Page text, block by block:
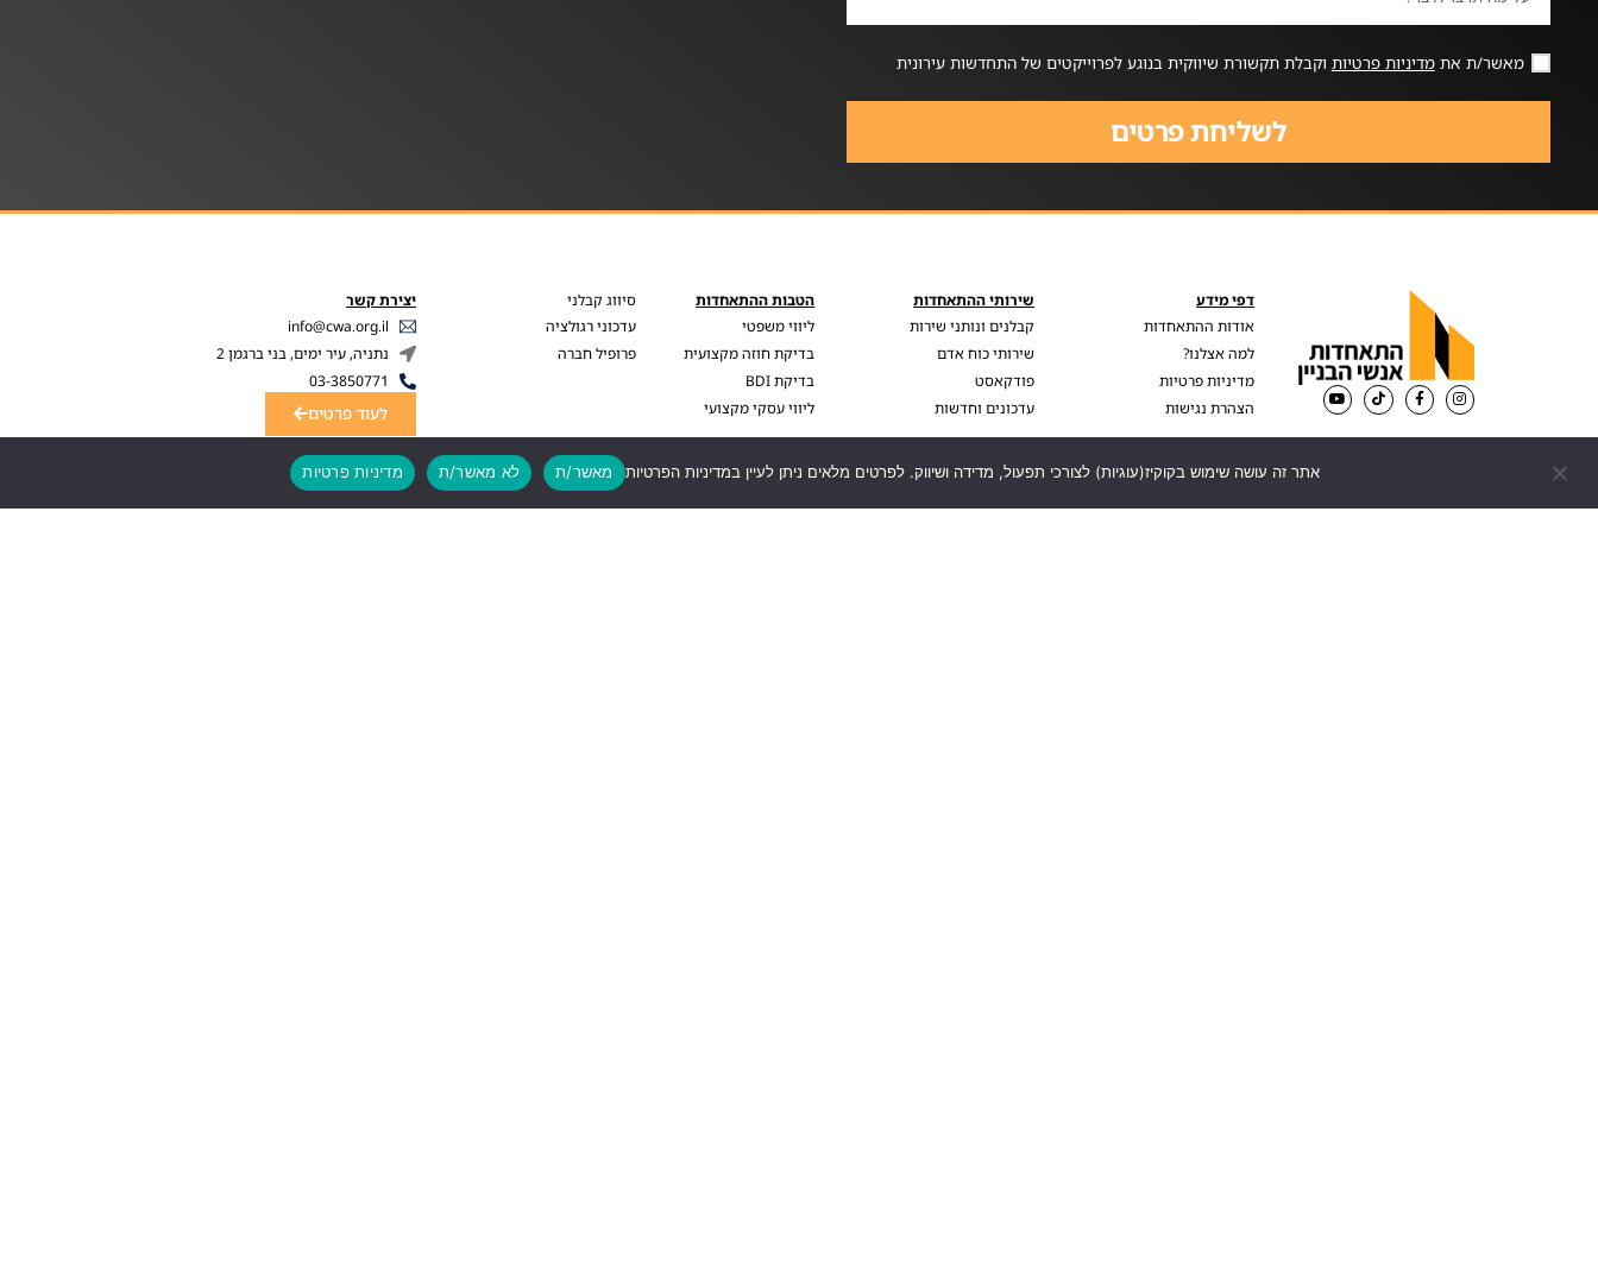
מאשר/ת אתמדיניות פרטיות וקבלת תקשורת שיווקית בנוגע לפרוייקטים של התחדשות עירונית
לשליחת פרטים
דפי מידע
אודות ההתאחדות
למה אצלנו?
מדיניות פרטיות
הצהרת נגישות
שירותי ההתאחדות
קבלנים ונותני שירות
שירותי כוח אדם
פודקאסט
עדכונים וחדשות
הטבות ההתאחדות
ליווי משפטי
בדיקת חוזה מקצועית
בדיקת BDI
ליווי עסקי מקצועי
סיווג קבלני
עדכוני רגולציה
פרופיל חברה
יצירת קשר
info@cwa.org.il
נתניה, עיר ימים, בני ברגמן 2
03-3850771
לעוד פרטים
אתר זה עושה שימוש בקוקיז(עוגיות) לצורכי תפעול, מדידה ושיווק. לפרטים מלאים ניתן לעיין במדיניות הפרטיות מאשר/ת לא מאשר/ת מדיניות פרטיות